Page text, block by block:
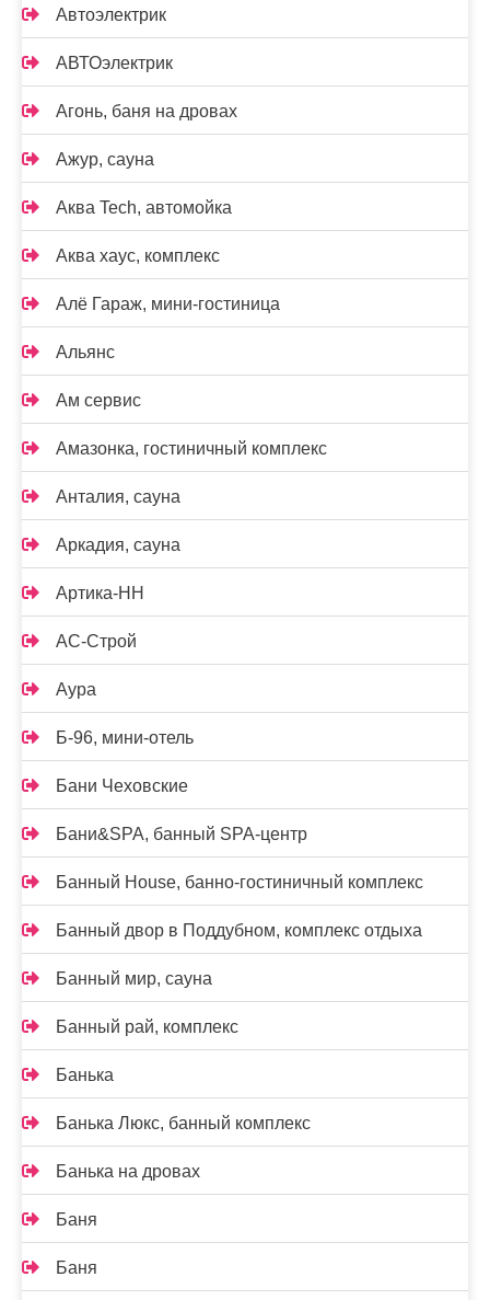
Автоэлектрик
АВТОэлектрик
Агонь, баня на дровах
Ажур, сауна
Аква Tech, автомойка
Аква хаус, комплекс
Алё Гараж, мини-гостиница
Альянс
Ам сервис
Амазонка, гостиничный комплекс
Анталия, сауна
Аркадия, сауна
Артика-НН
АС-Строй
Аура
Б-96, мини-отель
Бани Чеховские
Бани&SPA, банный SPA-центр
Банный House, банно-гостиничный комплекс
Банный двор в Поддубном, комплекс отдыха
Банный мир, сауна
Банный рай, комплекс
Банька
Банька Люкс, банный комплекс
Банька на дровах
Баня
Баня